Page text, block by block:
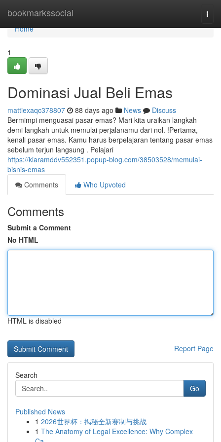
bookmarkssocial
Home
Home
1
Dominasi Jual Beli Emas
mattiexaqc378807 88 days ago News
Discuss
Bermimpi menguasai pasar emas? Mari kita uraikan langkah
demi langkah untuk memulai perjalanamu dari nol. !Pertama,
kenali pasar emas. Kamu harus berpelajaran tentang pasar emas
sebelum terjun langsung . Pelajari
https://kiaramddv552351.popup-blog.com/38503528/memulai-
bisnis-emas
Comments
Who Upvoted
Comments
Submit a Comment
No HTML
HTML is disabled
Report Page
Search
Go
Published News
1 2026世界杯：揭秘全新赛制与挑战
1 The Anatomy of Legal Excellence: Why Complex